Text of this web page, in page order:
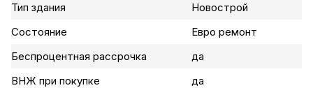
Тип здания
Новострой
Состояние
Евро ремонт
Беспроцентная рассрочка
да
ВНЖ при покупке
да